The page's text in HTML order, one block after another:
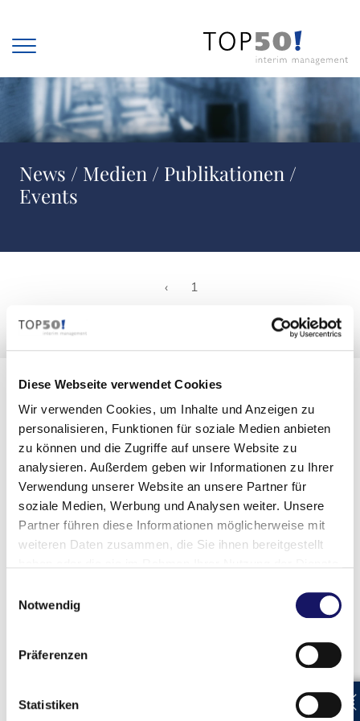
Diese Webseite verwendet Cookies
Wir verwenden Cookies, um Inhalte und Anzeigen zu
personalisieren, Funktionen für soziale Medien anbieten
zu können und die Zugriffe auf unsere Website zu
analysieren. Außerdem geben wir Informationen zu Ihrer
Verwendung unserer Website an unsere Partner für
soziale Medien, Werbung und Analysen weiter. Unsere
Partner führen diese Informationen möglicherweise mit
weiteren Daten zusammen, die Sie ihnen bereitgestellt
Notwendig
Präferenzen
Statistiken
News / Medien / Publikationen /
Events
‹ 1
Marktstudien zum Interim
Management
Interim Management in der D-A-CH
Region 2025
05/2025
Marktstudie
de
Download
Interim Management in der D-A-CH
Marktstudie
de
Interim Management Schweiz 2023
de
Download